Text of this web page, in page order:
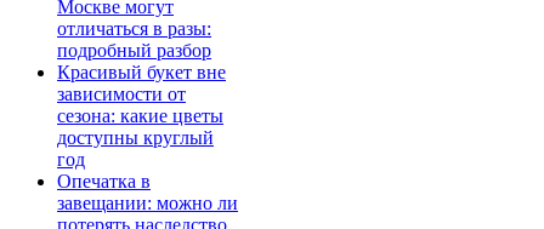
Москве могут
отличаться в разы:
подробный разбор
Красивый букет вне
зависимости от
сезона: какие цветы
доступны круглый
год
Опечатка в
завещании: можно ли